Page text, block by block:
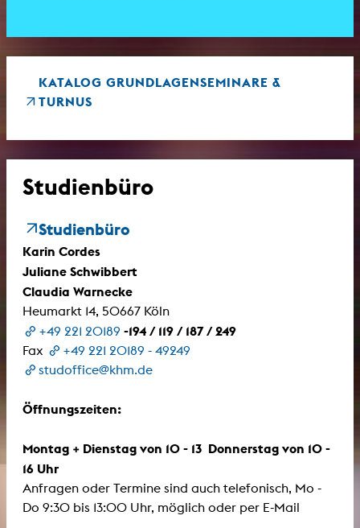
KATALOG GRUNDLAGENSEMINARE &
TURNUS
Studienbüro
Studienbüro
Karin Cordes
Juliane Schwibbert
Claudia Warnecke
Heumarkt 14, 50667 Köln
+49 221 20189 -194 / 119 / 187 / 249
Fax
+49 221 20189 - 49249
studoffice@khm.de
Öffnungszeiten:
Montag + Dienstag von 10 - 13 Donnerstag von 10 -
16 Uhr
Anfragen oder Termine sind auch telefonisch, Mo -
Do 9:30 bis 13:00 Uhr, möglich oder per E-Mail